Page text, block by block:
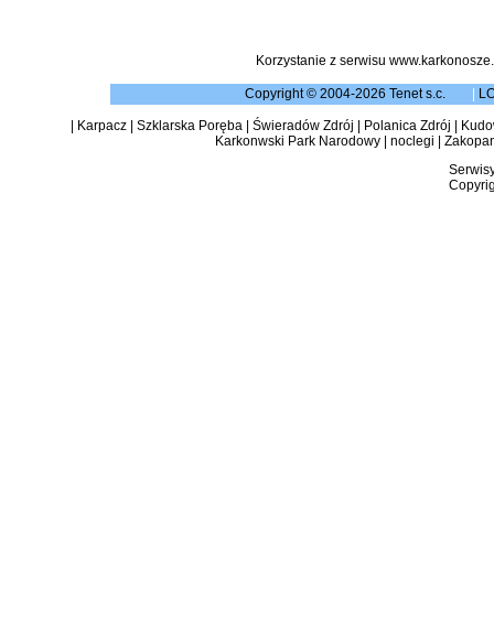
Korzystanie z serwisu
Copyright © 2004-2026 Tenet s.c.
Karpacz| Szklarska Poręba| Świeradów Zdrój Polanica Zdrój
Karkonwski Park Narodowy| noclegi